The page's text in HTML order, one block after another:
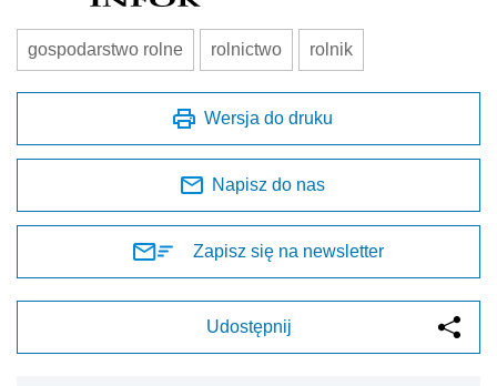
gospodarstwo rolne rolnictwo rolnik
Wersja do druku
Napisz do nas
Zapisz się na newsletter
Udostępnij